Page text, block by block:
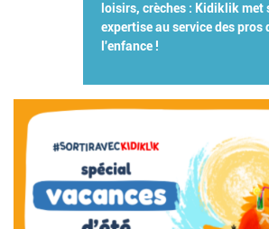
loisirs, crèches : Kidiklik met
expertise au service des pros
l'enfance !